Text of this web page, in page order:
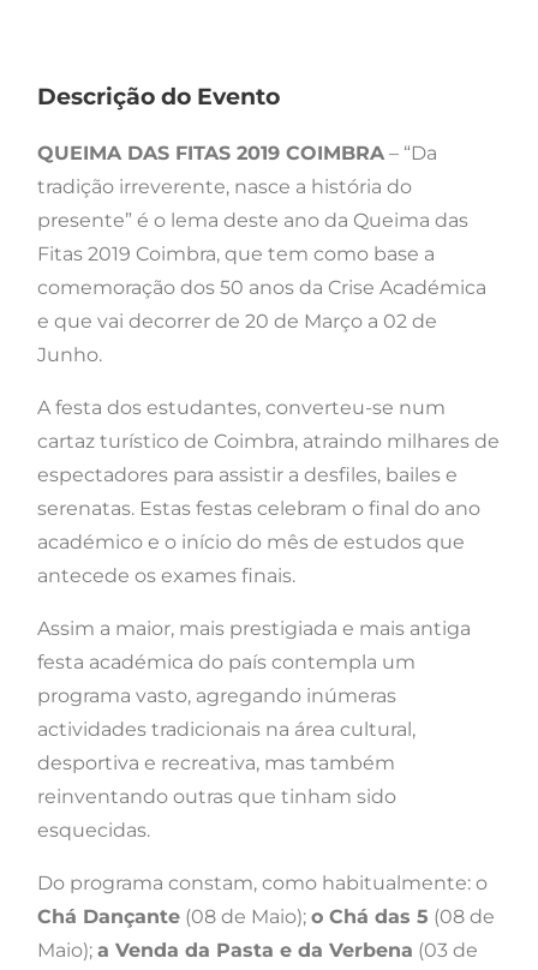
Descrição do Evento
QUEIMA DAS FITAS 2019 COIMBRA – “Da
tradição irreverente, nasce a história do
presente” é o lema deste ano da Queima das
Fitas 2019 Coimbra, que tem como base a
comemoração dos 50 anos da Crise Académica
e que vai decorrer de 20 de Março a 02 de
Junho.
A festa dos estudantes, converteu-se num
cartaz turístico de Coimbra, atraindo milhares de
espectadores para assistir a desfiles, bailes e
serenatas. Estas festas celebram o final do ano
académico e o início do mês de estudos que
antecede os exames finais.
Assim a maior, mais prestigiada e mais antiga
festa académica do país contempla um
programa vasto, agregando inúmeras
actividades tradicionais na área cultural,
desportiva e recreativa, mas também
reinventando outras que tinham sido
esquecidas.
Do programa constam, como habitualmente: o
Chá Dançante (08 de Maio); o Chá das 5 (08 de
Maio); a Venda da Pasta e da Verbena (03 de